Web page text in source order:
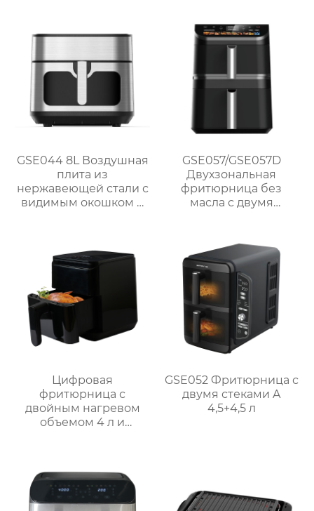
GSE044 8L Воздушная
плита из
нержавеющей стали с
видимым окошком и
GSE057/GSE057D
Двухзональная
фритюрница без
масла с двумя
управлением
Цифровая
фритюрница с
двойным нагревом
объемом 4 л и
GSE052 Фритюрница с
двумя стеками A
4,5+4,5 л